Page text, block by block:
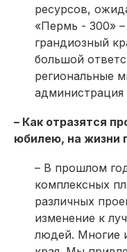
ресурсов,
«Пермь - 300» –
грандиозный
большой
региональные
администрация
– Как отразятся
юбилею, на жизни
– В прошлом
комплексных
различных
изменение к
людей. Многие